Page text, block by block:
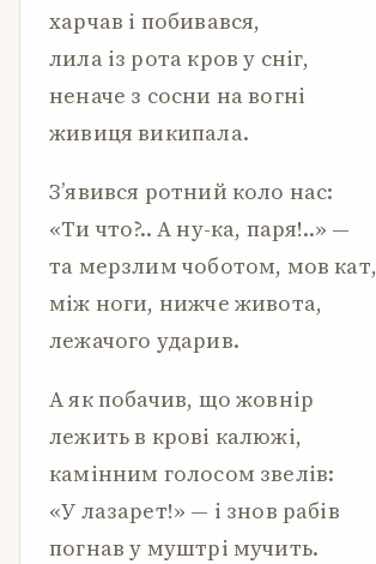
харчав і побивався,
лила із рота кров у сніг,
неначе з сосни на вогні
живиця википала.
З’явився ротний коло нас:
«Ти что?.. А ну-ка, паря!..» —
та мерзлим чоботом, мов кат,
між ноги, нижче живота,
лежачого ударив.
А як побачив, що жовнір
лежить в крові калюжі,
камінним голосом звелів:
«У лазарет!» — і знов рабів
погнав у муштрі мучить.